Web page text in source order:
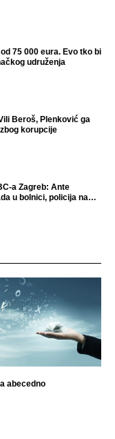
75 000 eura. Evo tko bi
udruženja
Beroš, Plenković ga
korupcije
a Zagreb: Ante
u bolnici, policija na
abecedno